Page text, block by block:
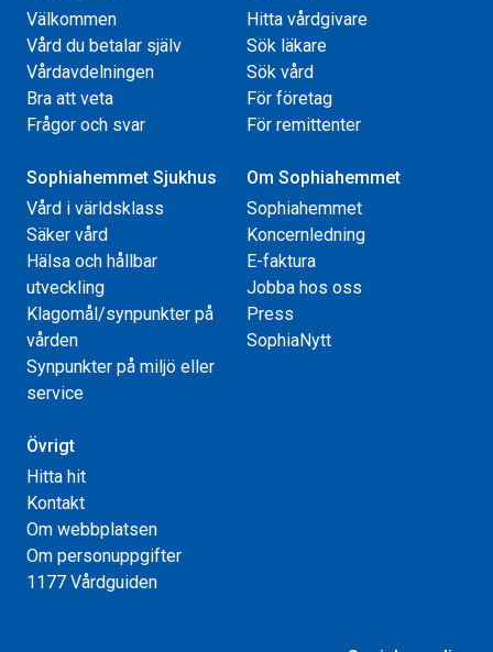
Välkommen
Vård du betalar själv
Vårdavdelningen
Bra att veta
Frågor och svar
Hitta vårdgivare
Sök läkare
Sök vård
För företag
För remittenter
Sophiahemmet Sjukhus
Vård i världsklass
Säker vård
Hälsa och hållbar
utveckling
Klagomål/synpunkter på
vården
Synpunkter på miljö eller
service
Om Sophiahemmet
Sophiahemmet
Koncernledning
E-faktura
Jobba hos oss
Press
SophiaNytt
Övrigt
Hitta hit
Kontakt
Om webbplatsen
Om personuppgifter
1177 Vårdguiden